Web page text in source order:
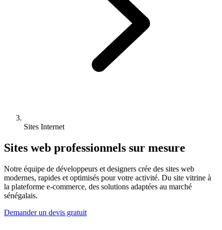
Sites Internet
Sites web professionnels sur mesure
Notre équipe de développeurs et designers crée des sites web
modernes, rapides et optimisés pour votre activité. Du site vitrine à
la plateforme e-commerce, des solutions adaptées au marché
sénégalais.
Demander un devis gratuit